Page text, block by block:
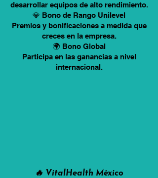
desarrollar equipos de alto rendimiento.
💎 Bono de Rango Unilevel
Premios y bonificaciones a medida que
creces en la empresa.
🌍 Bono Global
Participa en las ganancias a nivel
internacional.
🔥 VitalHealth México